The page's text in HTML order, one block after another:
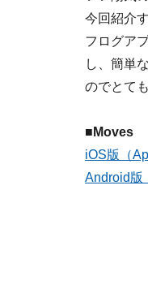
今回紹介
フログア
し、簡単
のでとて
■ Moves
iOS版（
Android版